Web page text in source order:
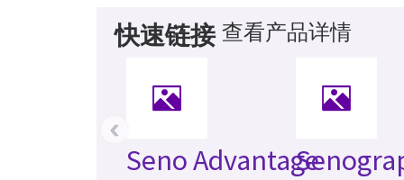
快速链接 查看产品详情
Seno Advantage
‹